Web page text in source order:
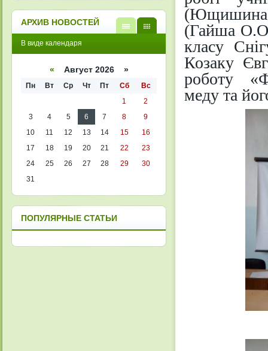
(Ющишина
(Гайша
класу
Козаку
роботу
меду та
АРХИВ НОВОСТЕЙ
кален
списк
В виде календаря
« Август 2026 »
Пн Вт Ср Чт Пт Сб
Вс
1
2
3
4 5 6 7 8
9
10
11 12 13 14 15
16
17
18 19 20 21 22
23
24
25 26 27 28 29
30
31
ПОПУЛЯРНЫЕ СТАТЬИ